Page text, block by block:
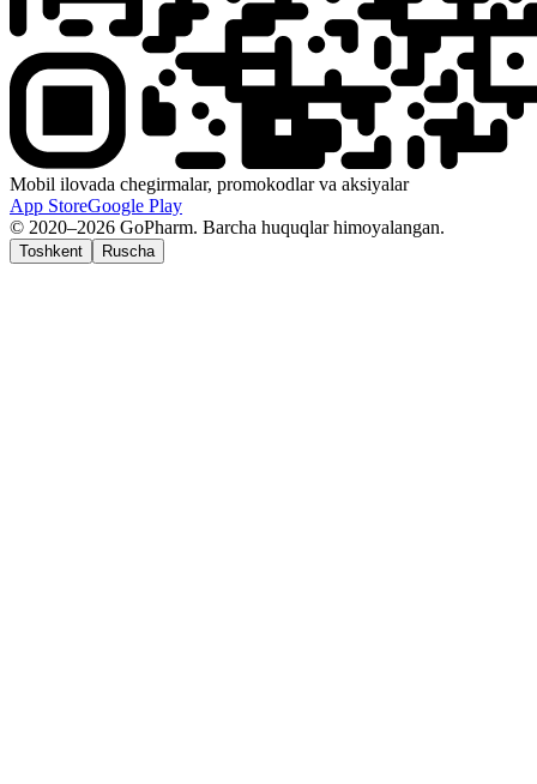
Mobil ilovada chegirmalar, promokodlar va aksiyalar
App StoreGoogle Play
© 2020–2026 GoPharm. Barcha huquqlar himoyalangan.
Toshkent Ruscha